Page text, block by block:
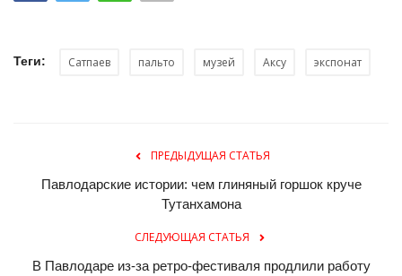
Теги: Сатпаев пальто музей Аксу экспонат
ПРЕДЫДУЩАЯ СТАТЬЯ
Павлодарские истории: чем глиняный горшок круче
Тутанхамона
СЛЕДУЮЩАЯ СТАТЬЯ
В Павлодаре из-за ретро-фестиваля продлили работу